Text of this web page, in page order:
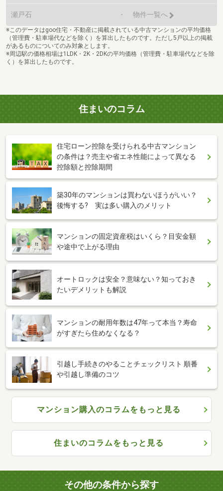
瀬戸石 - 物件一覧へ
※このデータはgoo住宅・不動産に掲載されている中古マンションの平均価格
（管理費・駐車場代などを除く）を算出したものです。ただし5戸以上の掲載
があるものについてのみ対象とします。
※周辺駅の価格相場は1LDK・2K・2DKの平均価格（管理費・駐車場代などを除
く）を算出したものです。
住まいのコラム
住宅ローン控除を受けられる中古マンション
の条件は？売主や省エネ性能によって異なる
控除額と控除期間
築30年のマンションは買わないほうがいい？
後悔する? 実は多い購入のメリット
マンションの固定資産税はいくら？目安金額
や途中で上がる理由
オートロックは安全？意味ない？知っておき
たいデメリットも解説
マンションの耐用年数は47年って本当？寿命
がすぎたら住めなくなる？
引越し手続きのやることチェックリスト 順番
や引越し準備のコツ
マンション購入のコラムをもっと見る
住まいのコラムをもっと見る
その他の条件から探す